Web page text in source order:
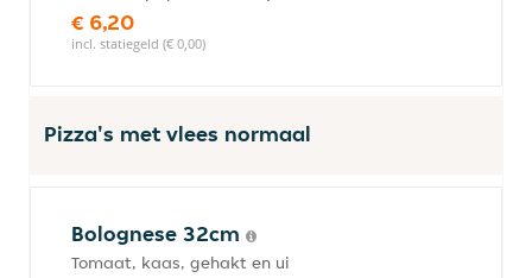
€ 6,20
incl. statiegeld (€ 0,00)
Pizza's met vlees normaal
Bolognese 32cm
Tomaat, kaas, gehakt en ui